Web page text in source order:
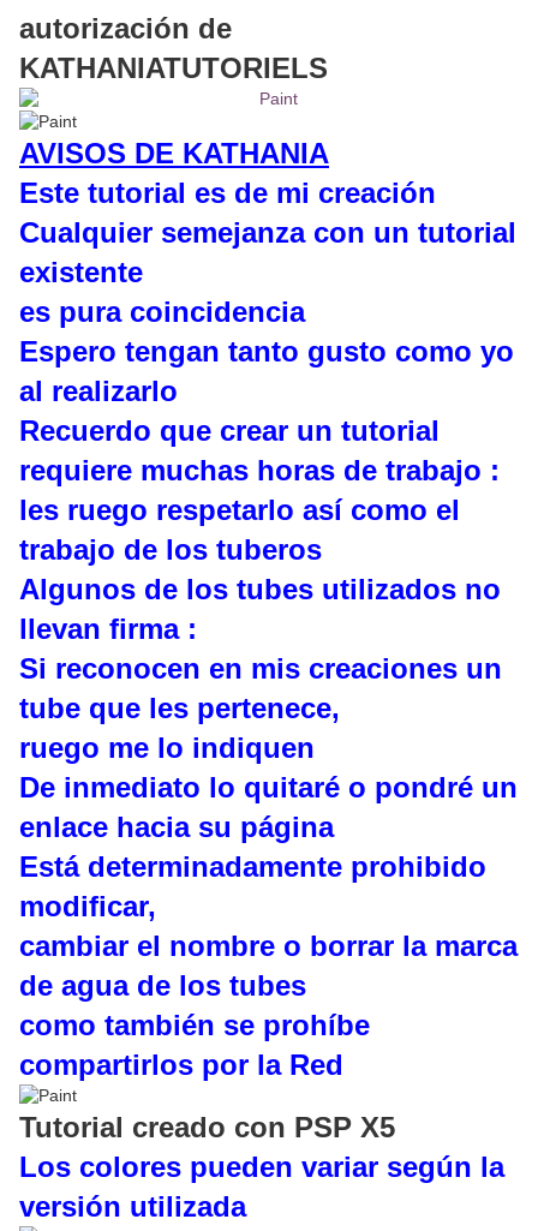
autorización de
KATHANIATUTORIELS
AVISOS DE KATHANIA
Este tutorial es de mi creación
Cualquier semejanza con un tutorial
existente
es pura coincidencia
Espero tengan tanto gusto como yo
al realizarlo
Recuerdo que crear un tutorial
requiere muchas horas de trabajo :
les ruego respetarlo así como el
trabajo de los tuberos
Algunos de los tubes utilizados no
llevan firma :
Si reconocen en mis creaciones un
tube que les pertenece,
ruego me lo indiquen
De inmediato lo quitaré o pondré un
enlace hacia su página
Está determinadamente prohibido
modificar,
cambiar el nombre o borrar la marca
de agua de los tubes
como también se prohíbe
compartirlos por la Red
Tutorial creado con PSP X5
Los colores pueden variar según la
versión utilizada